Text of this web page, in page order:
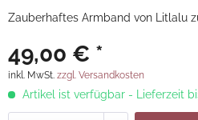
Zauberhaftes Armband von Litlalu
49,00 € *
inkl. MwSt. zzgl. Versandkosten
Artikel ist verfügbar - Lieferzeit